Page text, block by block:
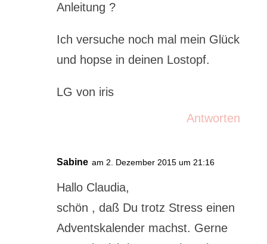
Anleitung ?
Ich versuche noch mal mein Glück
und hopse in deinen Lostopf.
LG von iris
Antworten
Sabine am 2. Dezember 2015 um 21:16
Hallo Claudia,
schön , daß Du trotz Stress einen
Adventskalender machst. Gerne